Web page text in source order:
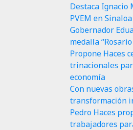
Destaca Ignacio
PVEM en
Gobernador
medalla
Propone Haces
trinacionales
economía
Con nuevas
transformación
Pedro Haces
trabajadores